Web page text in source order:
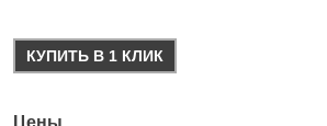
КУПИТЬ В 1 КЛИК
Цены